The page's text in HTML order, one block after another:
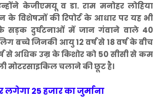
केजीएमयू व डा. राम मनोहर लोहिया
के विशेषज्ञों की रिपोर्ट के आधार पर यह भी
सड़क दुर्घटनाओं में जान गंवाने वाले 40
बच्चे जिनकी आयु 12 वर्ष से 18 वर्ष के बीच
से अधिक उम्र के किशोर को 50 सीसी से कम
मोटरसाइकिल चलाने की छूट है।
लगेगा 25 हजार का जुर्माना